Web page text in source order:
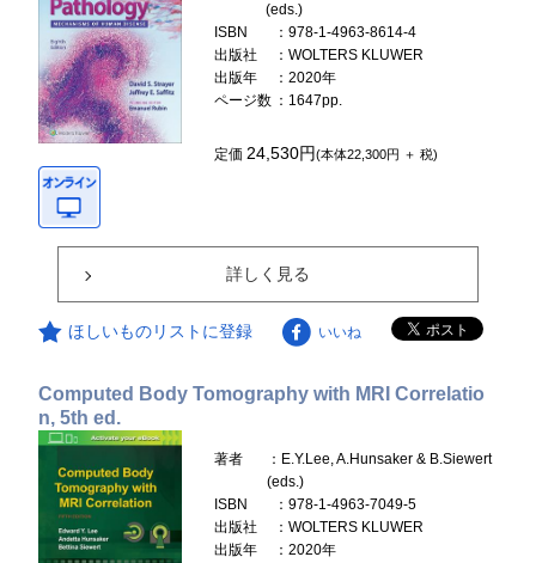
(eds.)
ISBN
：978-1-4963-8614-4
出版社
：WOLTERS KLUWER
出版年
：2020年
ページ数 ：1647pp.
定価24,530円(本体22,300円 ＋ 税)
詳しく見る
ほしいものリストに登録 いいね
Computed Body Tomography with MRI Correlatio
n, 5th ed.
著者
：E.Y.Lee, A.Hunsaker & B.Siewert
(eds.)
ISBN
：978-1-4963-7049-5
出版社
：WOLTERS KLUWER
出版年
：2020年